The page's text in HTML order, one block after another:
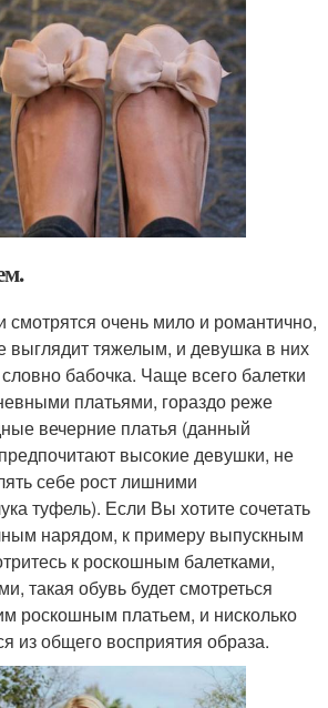
смотрятся очень мило и романтично,
выглядит тяжелым, и девушка в них
бабочка. Чаще всего балетки
платьями, гораздо реже
вечерние платья (данный
высокие девушки, не
себе рост лишними
туфель). Если Вы хотите сочетать
нарядом, к примеру выпускным
к роскошным балетками,
такая обувь будет смотреться
роскошным платьем, и нисколько
из общего восприятия образа.